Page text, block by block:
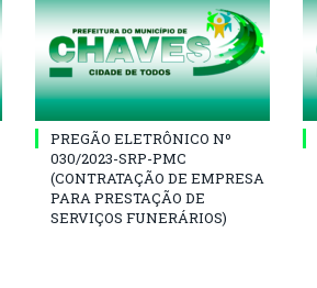
PREGÃO ELETRÔNICO Nº
030/2023-SRP-PMC
(CONTRATAÇÃO DE EMPRESA
PARA PRESTAÇÃO DE
SERVIÇOS FUNERÁRIOS)